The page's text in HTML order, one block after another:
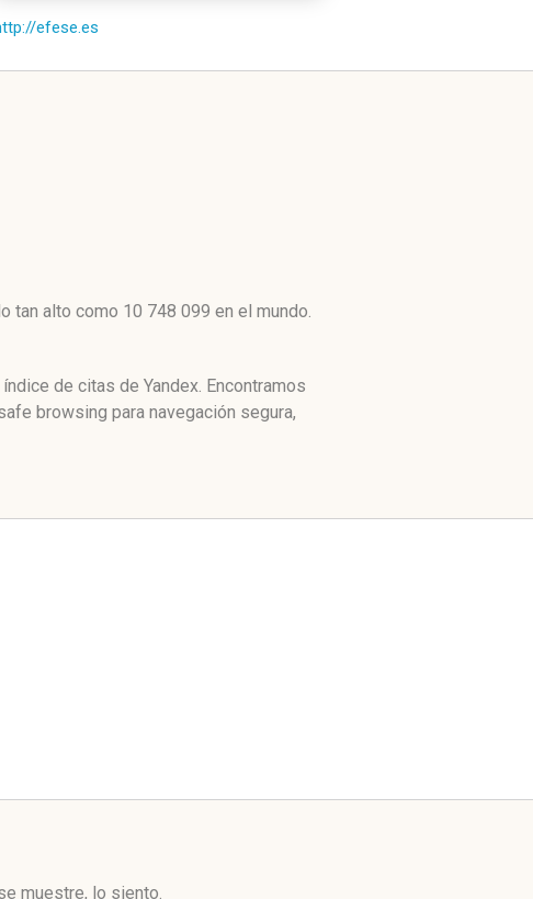
efese.es
alto como 10 748 099 en el mundo.
de citas de Yandex. Encontramos
browsing para navegación segura,
muestre, lo siento.